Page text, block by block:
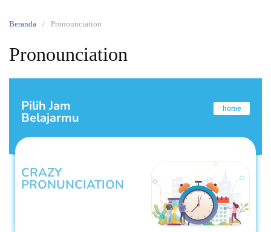
Beranda Pronounciation
Pronounciation
Pilih Jam
Belajarmu
home
CRAZY
PRONUNCIATION